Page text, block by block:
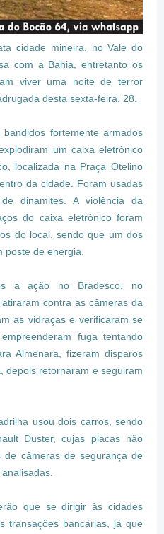
cidade mineira, no Vale do
com a Bahia, entretanto os
viver uma noite de terror
desta sexta-feira, 28.
fortemente armados
um caixa eletrônico
localizada na Praça Otelino
da cidade. Foram usadas
dinamites. A violência da
do caixa eletrônico foram
do local, sendo que um dos
poste de energia.
a ação no Bradesco, no
contra as câmeras da
as vidraças e verificaram se
fuga tentando
Almenara, fizeram disparos
depois retornaram e seguiram
usou dois carros, sendo
Duster, cujas placas não
de câmeras de segurança de
que se dirigir às cidades
transações bancárias, já que